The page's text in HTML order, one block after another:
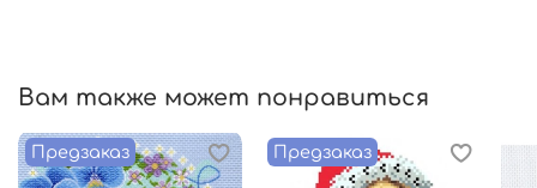
Вам также может понравиться
Предзаказ Предзаказ